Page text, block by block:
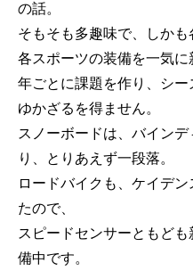
の話。
そもそも多趣味で、しかも
各スポーツの装備を一気に
年ごとに課題を作り、シ
ゆかざるを得ません。
スノーボードは、バイン
り、とりあえず一段落。
ロードバイクも、ケイデ
たので、
スピードセンサーともど
備中です。